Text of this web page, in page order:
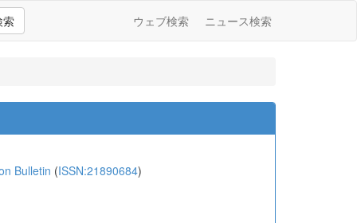
索 ウェブ検索 ニュース検索
Bulletin (ISSN:21890684)